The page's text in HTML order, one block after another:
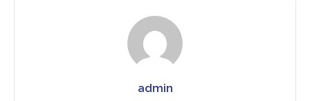
admin